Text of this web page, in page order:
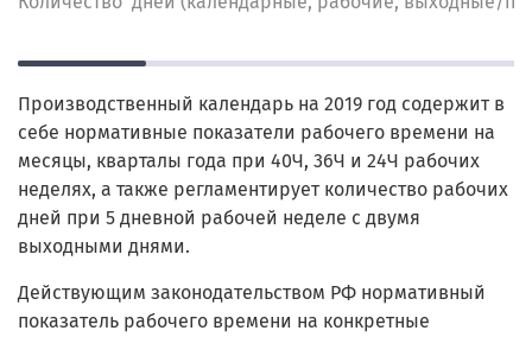
Производственный календарь на 2019 год содержит в
себе нормативные показатели рабочего времени на
месяцы, кварталы года при 40Ч, 36Ч и 24Ч рабочих
неделях, а также регламентирует количество рабочих
дней при 5 дневной рабочей неделе с двумя
выходными днями.
Действующим законодательством РФ нормативный
показатель рабочего времени на конкретные